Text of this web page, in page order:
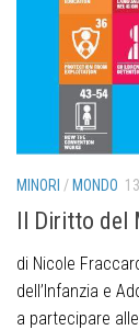
MINORI / MONDO
Il Diritto del
di Nicole
dell’Infanzia e
a partecipare